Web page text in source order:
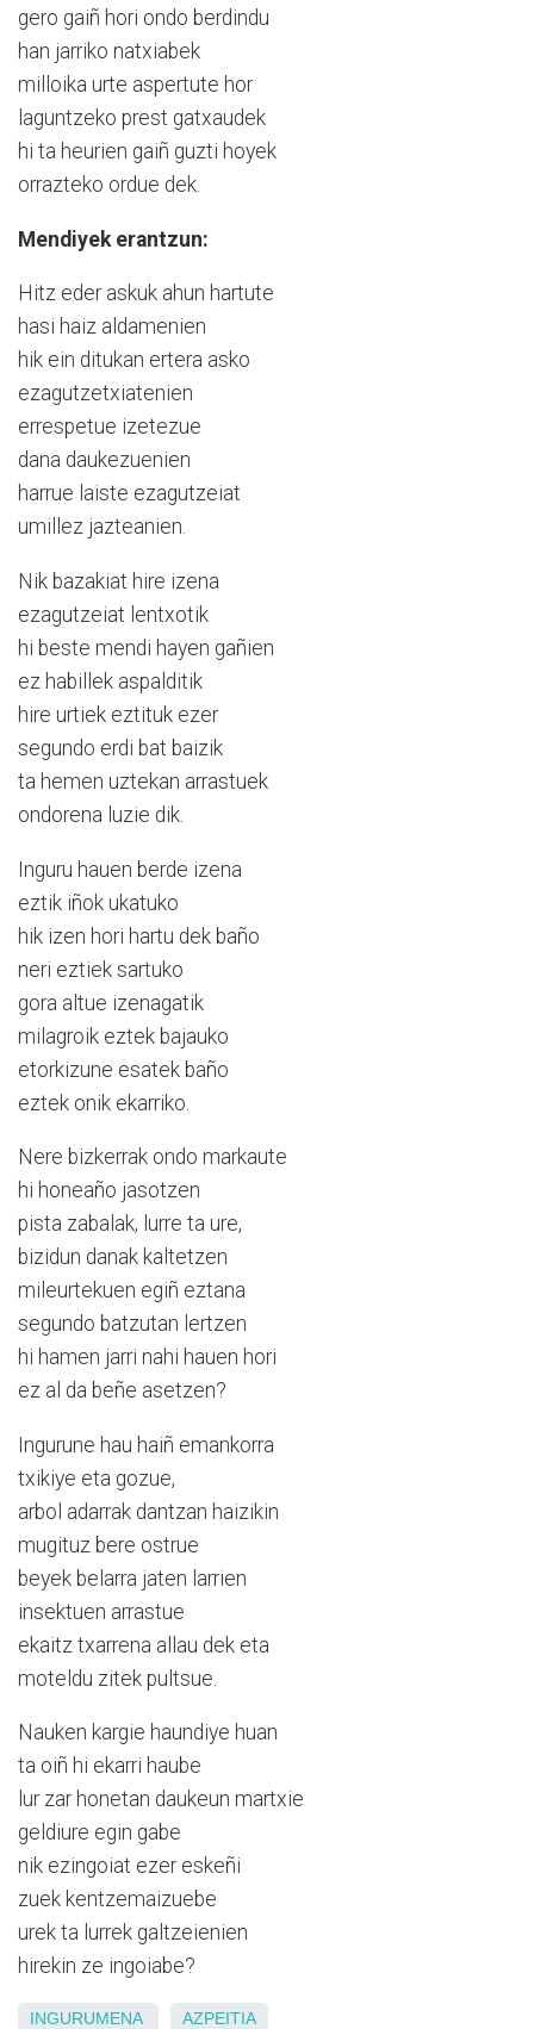
gero gaiñ hori ondo berdindu
han jarriko natxiabek
milloika urte aspertute hor
laguntzeko prest gatxaudek
hi ta heurien gaiñ guzti hoyek
orrazteko ordue dek.
Mendiyek erantzun:
Hitz eder askuk ahun hartute
hasi haiz aldamenien
hik ein ditukan ertera asko
ezagutzetxiatenien
errespetue izetezue
dana daukezuenien
harrue laiste ezagutzeiat
umillez jazteanien.
Nik bazakiat hire izena
ezagutzeiat lentxotik
hi beste mendi hayen gañien
ez habillek aspalditik
hire urtiek eztituk ezer
segundo erdi bat baizik
ta hemen uztekan arrastuek
ondorena luzie dik.
Inguru hauen berde izena
eztik iñok ukatuko
hik izen hori hartu dek baño
neri eztiek sartuko
gora altue izenagatik
milagroik eztek bajauko
etorkizune esatek baño
eztek onik ekarriko.
Nere bizkerrak ondo markaute
hi honeaño jasotzen
pista zabalak, lurre ta ure,
bizidun danak kaltetzen
mileurtekuen egiñ eztana
segundo batzutan lertzen
hi hamen jarri nahi hauen hori
ez al da beñe asetzen?
Ingurune hau haiñ emankorra
txikiye eta gozue,
arbol adarrak dantzan haizikin
mugituz bere ostrue
beyek belarra jaten larrien
insektuen arrastue
ekaitz txarrena allau dek eta
moteldu zitek pultsue.
Nauken kargie haundiye huan
ta oiñ hi ekarri haube
lur zar honetan daukeun martxie
geldiure egin gabe
nik ezingoiat ezer eskeñi
zuek kentzemaizuebe
urek ta lurrek galtzeienien
hirekin ze ingoiabe?
INGURUMENA AZPEITIA